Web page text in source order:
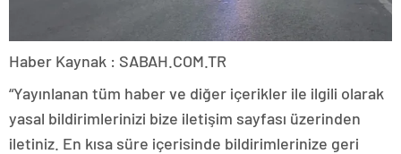
Haber Kaynak : SABAH.COM.TR
“Yayınlanan tüm haber ve diğer içerikler ile ilgili olarak
yasal bildirimlerinizi bize iletişim sayfası üzerinden
iletiniz. En kısa süre içerisinde bildirimlerinize geri